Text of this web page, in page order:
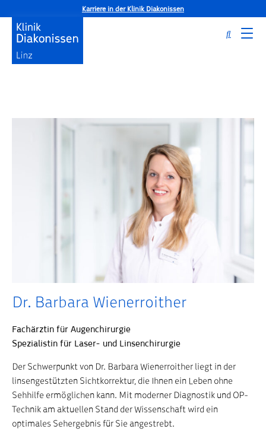
Karriere in der Klinik Diakonissen
ExpertInnen Dr. Barbara Wienerroither
Dr. Barbara Wienerroither
Fachärztin für Augenchirurgie
Spezialistin für Laser- und Linsenchirurgie
Der Schwerpunkt von Dr. Barbara Wienerroither liegt in der
linsengestützten Sichtkorrektur, die Ihnen ein Leben ohne
Sehhilfe ermöglichen kann. Mit moderner Diagnostik und OP-
Technik am aktuellen Stand der Wissenschaft wird ein
optimales Sehergebnis für Sie angestrebt.